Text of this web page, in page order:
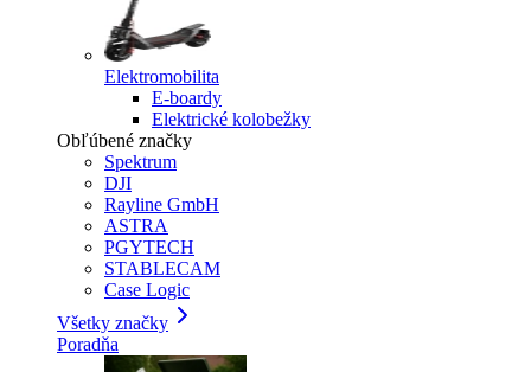
Elektromobilita
E-boardy
Elektrické kolobežky
Obľúbené značky
Spektrum
DJI
Rayline GmbH
ASTRA
PGYTECH
STABLECAM
Case Logic
Všetky značky
Poradňa